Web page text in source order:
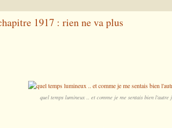
1917 : rien ne va plus
quel temps lumineux .. et comme je me sentais bien l'autre